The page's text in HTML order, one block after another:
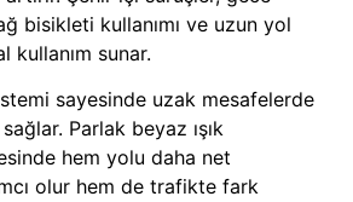
bisikleti kullanımı ve uzun yol
kullanım sunar.
sayesinde uzak mesafelerde
Parlak beyaz ışık
hem yolu daha net
olur hem de trafikte fark